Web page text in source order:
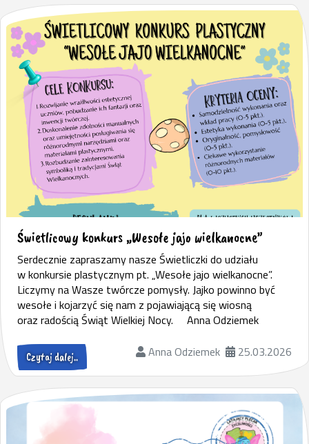
Świetlicowy konkurs „Wesołe jajo wielkanocne”
Serdecznie zapraszamy nasze Świetliczki do udziału
w konkursie plastycznym pt. „Wesołe jajo wielkanocne”.
Liczymy na Wasze twórcze pomysły. Jajko powinno być
wesołe i kojarzyć się nam z pojawiającą się wiosną
oraz radością Świąt Wielkiej Nocy. Anna Odziemek
Czytaj dalej.. Anna Odziemek 25.03.2026